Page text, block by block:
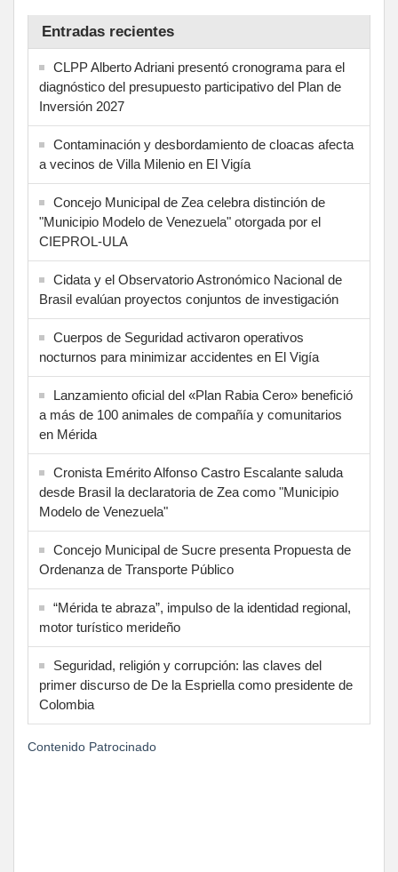
Entradas recientes
CLPP Alberto Adriani presentó cronograma para el
diagnóstico del presupuesto participativo del Plan de
Inversión 2027
Contaminación y desbordamiento de cloacas afecta
a vecinos de Villa Milenio en El Vigía
Concejo Municipal de Zea celebra distinción de
"Municipio Modelo de Venezuela" otorgada por el
CIEPROL-ULA
Cidata y el Observatorio Astronómico Nacional de
Brasil evalúan proyectos conjuntos de investigación
Cuerpos de Seguridad activaron operativos
nocturnos para minimizar accidentes en El Vigía
Lanzamiento oficial del «Plan Rabia Cero» benefició
a más de 100 animales de compañía y comunitarios
en Mérida
Cronista Emérito Alfonso Castro Escalante saluda
desde Brasil la declaratoria de Zea como "Municipio
Modelo de Venezuela"
Concejo Municipal de Sucre presenta Propuesta de
Ordenanza de Transporte Público
“Mérida te abraza”, impulso de la identidad regional,
motor turístico merideño
Seguridad, religión y corrupción: las claves del
primer discurso de De la Espriella como presidente de
Colombia
Contenido Patrocinado